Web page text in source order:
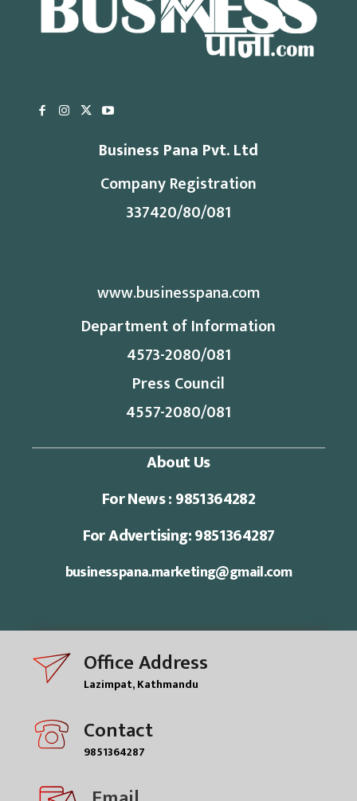
Business Pana Pvt. Ltd
Company Registration
337420/80/081
www.businesspana.com
Department of Information
4573-2080/081
Press Council
4557-2080/081
About Us
For News : 9851364282
For Advertising: 9851364287
businesspana.marketing@gmail.com
Office Address
Lazimpat, Kathmandu
Contact
9851364287